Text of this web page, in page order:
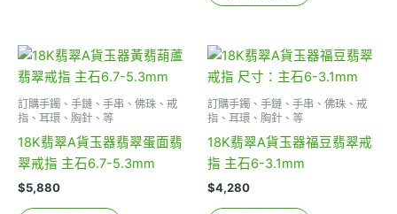
訂購手鐲、手鏈、手串、佛珠、戒
指、耳環、胸針、等
18K翡翠A貨玉器翡翠蛋面翡
翠戒指 主石6.7-5.3mm
$5,880
訂購手鐲、手鏈、手串、佛珠、戒
指、耳環、胸針、等
18K翡翠A貨玉器福豆翡翠戒
指 主石6-3.1mm
$4,280